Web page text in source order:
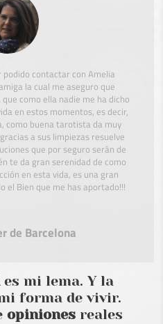
contactar con Amelia
la cual me aseguro que
como ella nadie me ha dicho
en estos momentos, es decir,
como buena tarotista da muy
a sus limpiezas resuelve
que por seguro serán de
te da gran serenidad de como
en esta vida, es una gran
el Bien que me has aportado!!!
de Barcelona
es mi lema. Y la
forma de vivir.
opiniones reales